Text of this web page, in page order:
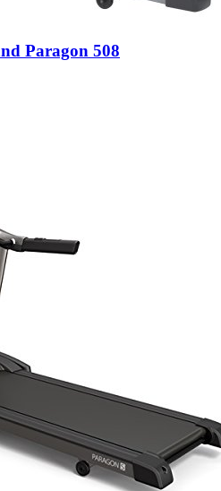
Paragon 508